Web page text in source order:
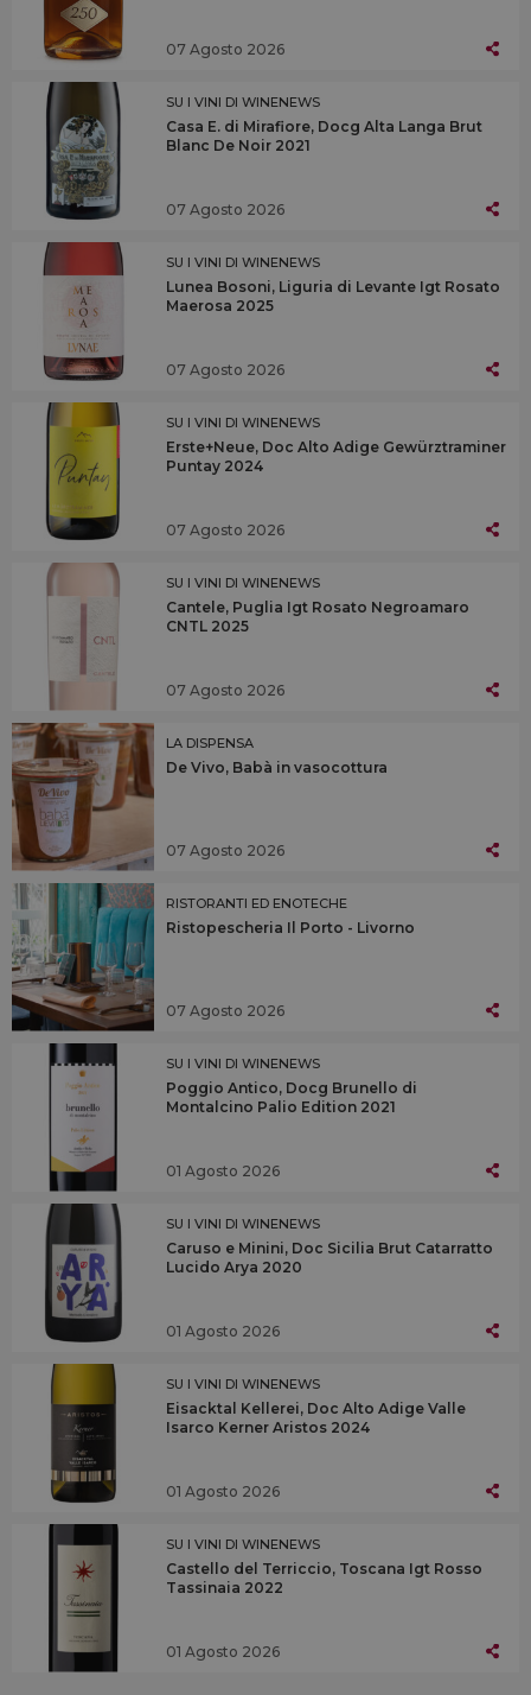
07 Agosto 2026
SU I VINI DI WINENEWS
Casa E. di Mirafiore, Docg Alta Langa Brut
Blanc De Noir 2021
07 Agosto 2026
SU I VINI DI WINENEWS
Lunea Bosoni, Liguria di Levante Igt Rosato
Maerosa 2025
07 Agosto 2026
SU I VINI DI WINENEWS
Erste+Neue, Doc Alto Adige Gewürztraminer
Puntay 2024
07 Agosto 2026
SU I VINI DI WINENEWS
Cantele, Puglia Igt Rosato Negroamaro
CNTL 2025
07 Agosto 2026
LA DISPENSA
De Vivo, Babà in vasocottura
07 Agosto 2026
RISTORANTI ED ENOTECHE
Ristopescheria Il Porto - Livorno
07 Agosto 2026
SU I VINI DI WINENEWS
Poggio Antico, Docg Brunello di
Montalcino Palio Edition 2021
01 Agosto 2026
SU I VINI DI WINENEWS
Caruso e Minini, Doc Sicilia Brut Catarratto
Lucido Arya 2020
01 Agosto 2026
SU I VINI DI WINENEWS
Eisacktal Kellerei, Doc Alto Adige Valle
Isarco Kerner Aristos 2024
01 Agosto 2026
SU I VINI DI WINENEWS
Castello del Terriccio, Toscana Igt Rosso
Tassinaia 2022
01 Agosto 2026